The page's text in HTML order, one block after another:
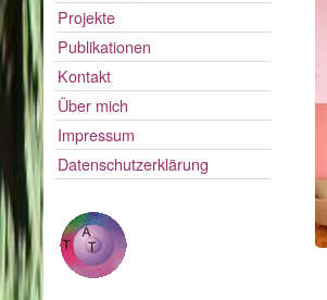
Projekte
Publikationen
Kontakt
Über mich
Impressum
Datenschutzerklärung